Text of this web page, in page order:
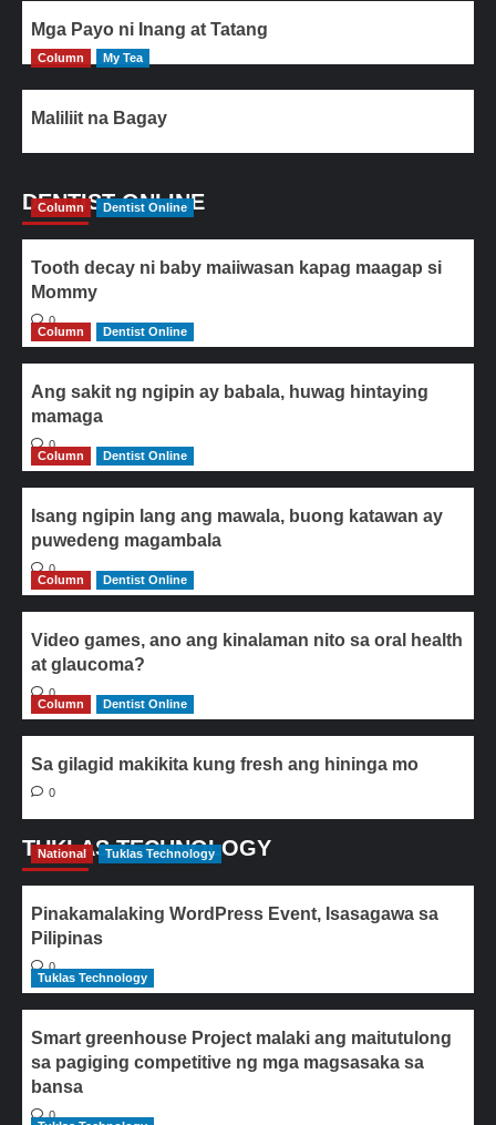
Mga Payo ni Inang at Tatang
Column My Tea
Maliliit na Bagay
DENTIST ONLINE
Column Dentist Online
Tooth decay ni baby maiiwasan kapag maagap si
Mommy
0
Column
Dentist Online
Ang sakit ng ngipin ay babala, huwag hintaying
mamaga
0
Column
Dentist Online
Isang ngipin lang ang mawala, buong katawan ay
puwedeng magambala
0
Column
Dentist Online
Video games, ano ang kinalaman nito sa oral health
at glaucoma?
0
Column
Dentist Online
Sa gilagid makikita kung fresh ang hininga mo
0
TUKLAS TECHNOLOGY
National Tuklas Technology
Pinakamalaking WordPress Event, Isasagawa sa
Pilipinas
0
Tuklas Technology
Smart greenhouse Project malaki ang maitutulong
sa pagiging competitive ng mga magsasaka sa
bansa
0